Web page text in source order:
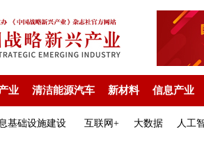
业 清洁能源汽车 新材料 信息产业
基础设施建设 互联网+ 大数据 人工